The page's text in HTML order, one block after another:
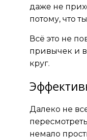
даже не
потому, что
Всё это не
привычек и
круг.
Далеко не
немало